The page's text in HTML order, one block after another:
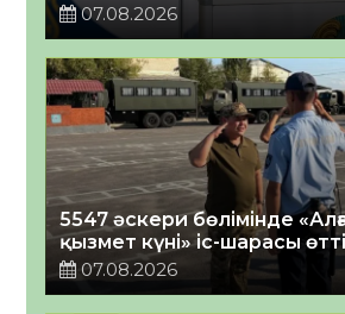
07.08.2026
5547 әскери бөлімінде
қызмет күні» іс-шарасы өтті
07.08.2026